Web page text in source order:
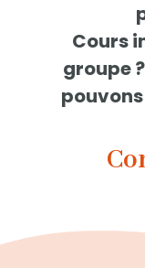
Cours
groupe